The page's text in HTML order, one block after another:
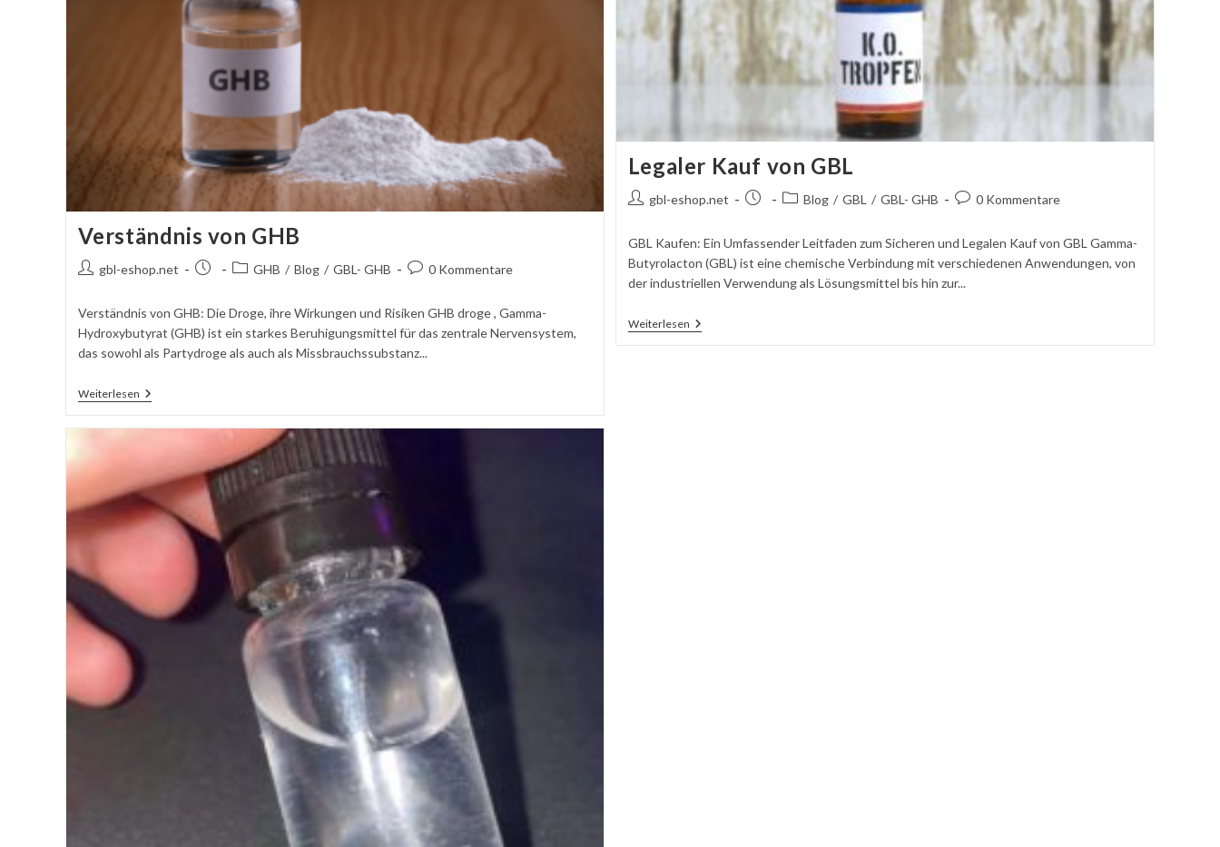
Verständnis von GHB
Autor
Beitrags:
gbl-eshop.net
BeitragBeitragskategorie:
GHB / Blog / GBL- GHB
Kommentare
0 Kommentare
Verständnis von GHB: Die Droge, ihre Wirkungen und Risiken GHB droge , Gamma-
Hydroxybutyrat (GHB) ist ein starkes Beruhigungsmittel für das zentrale Nervensystem,
das sowohl als Partydroge als auch als Missbrauchssubstanz...
WeiterlesenVerständnis
Legaler Kauf von GBL
Autor
Beitrags:
gbl-eshop.net
BeitragBeitragskategorie:
Blog / GBL / GBL- GHB
Kommentare
0 Kommentare
GBL Kaufen: Ein Umfassender Leitfaden zum Sicheren und Legalen Kauf von GBL Gamma-
Butyrolacton (GBL) ist eine chemische Verbindung mit verschiedenen Anwendungen, von
der industriellen Verwendung als Lösungsmittel bis hin zur...
WeiterlesenLegaler